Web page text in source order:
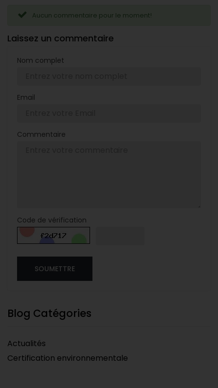
Aucun commentaire pour le moment!
Laissez un commentaire
Nom complet
Email
Commentaire
Code de vérification
SOUMETTRE
Blog Catégories
Actualités
Certification environnementale